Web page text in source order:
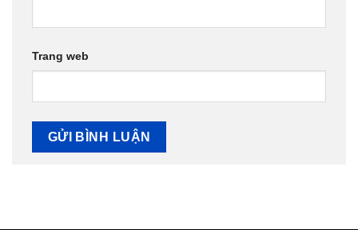
Trang web